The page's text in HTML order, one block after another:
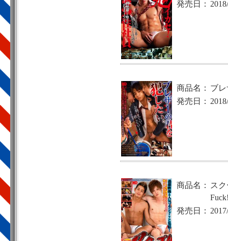
発売日：
商品名： ブ
発売日：
商品名：
ス
発売日：